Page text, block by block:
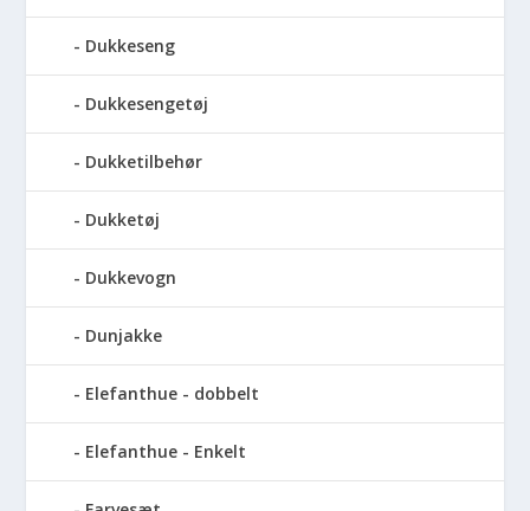
Dukkeseng
Dukkesengetøj
Dukketilbehør
Dukketøj
Dukkevogn
Dunjakke
Elefanthue - dobbelt
Elefanthue - Enkelt